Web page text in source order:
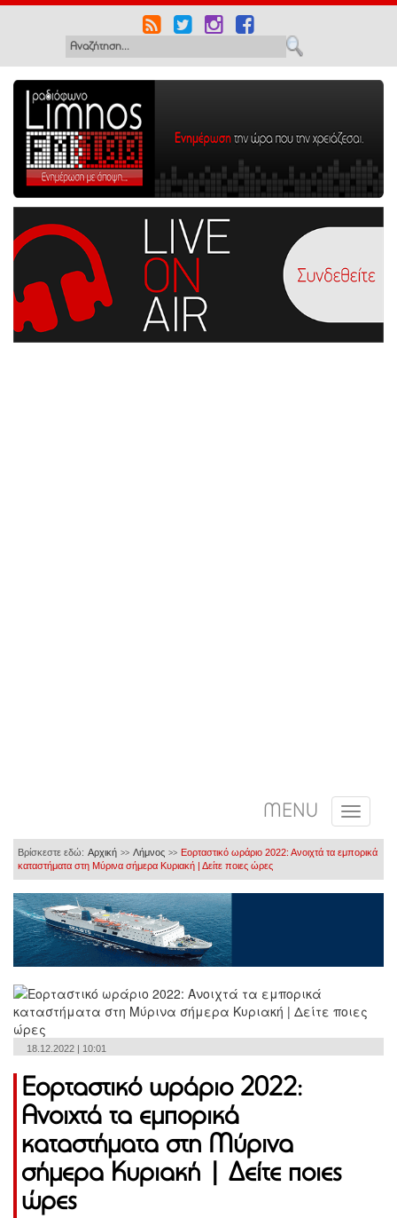
MENU
Βρίσκεστε εδώ: Αρχική >> Λήμνος >> Εορταστικό ωράριο 2022: Ανοιχτά τα εμπορικά
καταστήματα στη Μύρινα σήμερα Κυριακή | Δείτε ποιες ώρες
18.12.2022 | 10:01
Εορταστικό ωράριο 2022:
Ανοιχτά τα εμπορικά
καταστήματα στη Μύρινα
σήμερα Κυριακή | Δείτε ποιες
ώρες